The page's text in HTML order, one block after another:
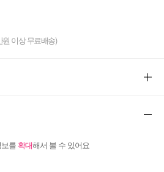
원 이상 무료배송)
를 확대해서 볼 수 있어요